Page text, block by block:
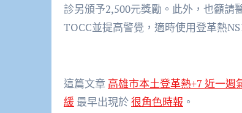
診另頒予2,500元獎勵。此外，也籲請
TOCC並提高警覺，適時使用登革熱
這篇文章 高雄市本土登革熱+7 近一週
緩 最早出現於很角色時報 。